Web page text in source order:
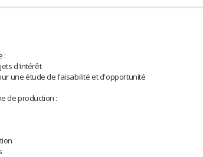
:
d'intérêt
une étude de faisabilité et d'opportunité
de production :